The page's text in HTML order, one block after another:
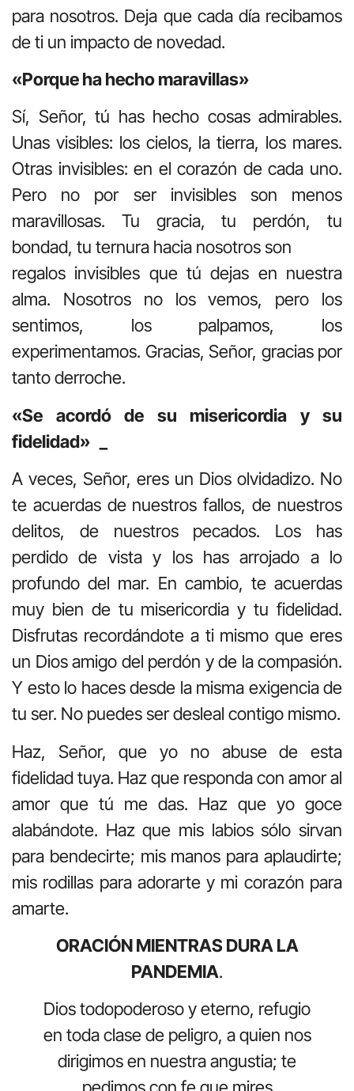
para nosotros. Deja que cada día recibamos
de ti un impacto de novedad.
«Porque ha hecho maravillas»
Sí, Señor, tú has hecho cosas admirables.
Unas visibles: los cielos, la tierra, los mares.
Otras invisibles: en el corazón de cada uno.
Pero no por ser invisibles son menos
maravillosas. Tu gracia, tu perdón, tu
bondad, tu ternura hacia nosotros son
regalos invisibles que tú dejas en nuestra
alma. Nosotros no los vemos, pero los
sentimos, los palpamos, los
experimentamos. Gracias, Señor, gracias por
tanto derroche.
«Se acordó de su misericordia y su
fidelidad» _
A veces, Señor, eres un Dios olvidadizo. No
te acuerdas de nuestros fallos, de nuestros
delitos, de nuestros pecados. Los has
perdido de vista y los has arrojado a lo
profundo del mar. En cambio, te acuerdas
muy bien de tu misericordia y tu fidelidad.
Disfrutas recordándote a ti mismo que eres
un Dios amigo del perdón y de la compasión.
Y esto lo haces desde la misma exigencia de
tu ser. No puedes ser desleal contigo mismo.
Haz, Señor, que yo no abuse de esta
fidelidad tuya. Haz que responda con amor al
amor que tú me das. Haz que yo goce
alabándote. Haz que mis labios sólo sirvan
para bendecirte; mis manos para aplaudirte;
mis rodillas para adorarte y mi corazón para
amarte.
ORACIÓN MIENTRAS DURA LA
PANDEMIA.
Dios todopoderoso y eterno, refugio
en toda clase de peligro, a quien nos
dirigimos en nuestra angustia; te